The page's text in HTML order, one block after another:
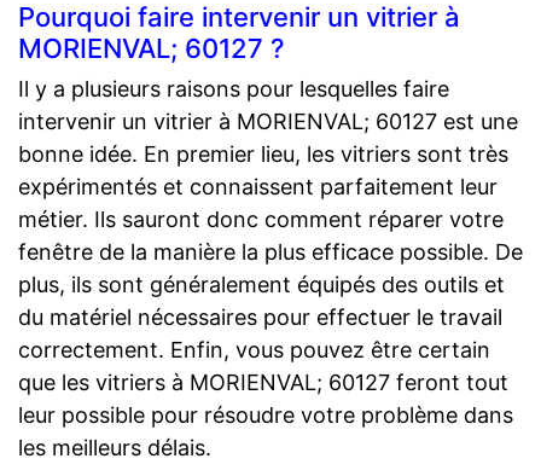
Pourquoi faire intervenir un vitrier à
MORIENVAL; 60127 ?
Il y a plusieurs raisons pour lesquelles faire
intervenir un vitrier à MORIENVAL; 60127 est une
bonne idée. En premier lieu, les vitriers sont très
expérimentés et connaissent parfaitement leur
métier. Ils sauront donc comment réparer votre
fenêtre de la manière la plus efficace possible. De
plus, ils sont généralement équipés des outils et
du matériel nécessaires pour effectuer le travail
correctement. Enfin, vous pouvez être certain
que les vitriers à MORIENVAL; 60127 feront tout
leur possible pour résoudre votre problème dans
les meilleurs délais.